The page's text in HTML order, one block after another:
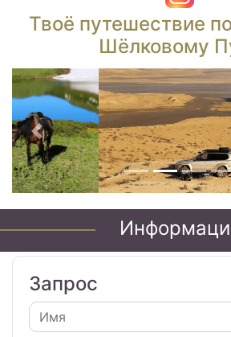
Твоё путешествие
Шёлковому
Предыдущий
Запрос